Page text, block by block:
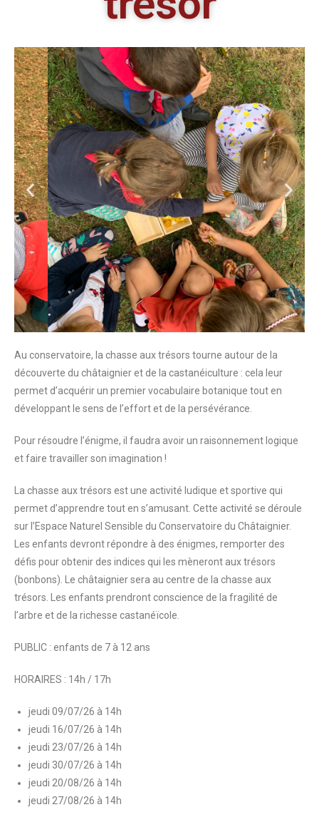
Au conservatoire, la chasse aux trésors tourne autour de la
découverte du châtaignier et de la castanéiculture : cela leur
permet d’acquérir un premier vocabulaire botanique tout en
développant le sens de l’effort et de la persévérance.
Pour résoudre l’énigme, il faudra avoir un raisonnement logique
et faire travailler son imagination !
La chasse aux trésors est une activité ludique et sportive qui
permet d’apprendre tout en s’amusant. Cette activité se déroule
sur l’Espace Naturel Sensible du Conservatoire du Châtaignier.
Les enfants devront répondre à des énigmes, remporter des
défis pour obtenir des indices qui les mèneront aux trésors
(bonbons). Le châtaignier sera au centre de la chasse aux
trésors. Les enfants prendront conscience de la fragilité de
l’arbre et de la richesse castanéïcole.
PUBLIC : enfants de 7 à 12 ans
HORAIRES : 14h / 17h
jeudi 09/07/26 à 14h
jeudi 16/07/26 à 14h
jeudi 23/07/26 à 14h
jeudi 30/07/26 à 14h
jeudi 20/08/26 à 14h
jeudi 27/08/26 à 14h